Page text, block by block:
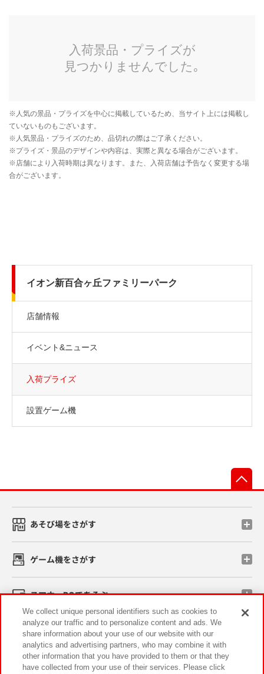
イオン新百合ヶ丘ファミリーパーク
店舗情報
イベント&ニュース
入荷プライズ
設置ゲーム機
あそび場をさがす
ゲーム機をさがす
スマホ・PCであそぶ
イベント・キャンペーン
We collect unique personal identifiers such as cookies to
analyze our traffic and to personalize content and ads. We
share information about your use of our website with our
analytics and advertising partners, who may combine it with
other information that you have provided to them or that they
have collected from your use of their services. Please click